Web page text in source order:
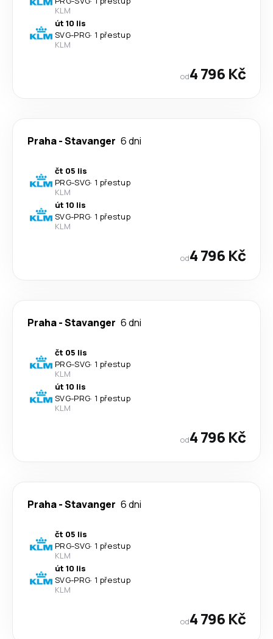
KLM
út 10 lis
SVG-PRG· 1 přestup
KLM
od4 796 Kč
Praha-Stavanger 6 dni
čt 05 lis
PRG-SVG· 1 přestup
KLM
út 10 lis
SVG-PRG· 1 přestup
KLM
od4 796 Kč
Praha-Stavanger 6 dni
čt 05 lis
PRG-SVG· 1 přestup
KLM
út 10 lis
SVG-PRG· 1 přestup
KLM
od4 796 Kč
Praha-Stavanger 6 dni
čt 05 lis
PRG-SVG· 1 přestup
KLM
út 10 lis
SVG-PRG· 1 přestup
KLM
od4 796 Kč